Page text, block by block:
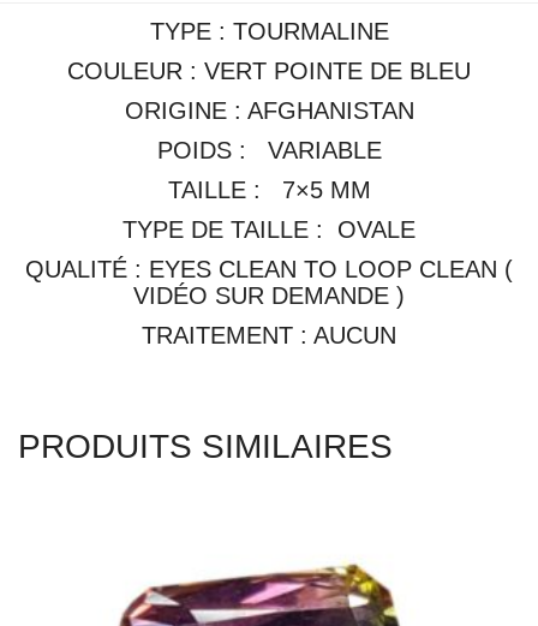
TYPE : TOURMALINE
COULEUR : VERT POINTE DE BLEU
ORIGINE : AFGHANISTAN
POIDS : VARIABLE
TAILLE : 7×5 MM
TYPE DE TAILLE : OVALE
QUALITÉ : EYES CLEAN TO LOOP CLEAN (
VIDÉO SUR DEMANDE )
TRAITEMENT : AUCUN
PRODUITS SIMILAIRES